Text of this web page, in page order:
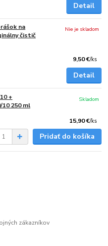
Detail
na
čistič
9,50 €/ks
Nie je skladom
Detail
+
10 250 ml
15,90 €/ks
Skladom
Pridať do košíka
zákazníkov